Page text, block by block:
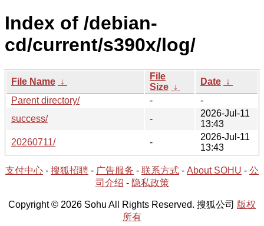
Index of /debian-
cd/current/s390x/log/
File Name ↓
File
Size ↓
Date ↓
Parent directory/
-
-
success/
-
2026-Jul-11
13:43
20260711/
-
2026-Jul-11
13:43
支付中心 - 搜狐招聘 - 广告服务 - 联系方式 - About SOHU - 公
司介绍 - 隐私政策
Copyright © 2026 Sohu All Rights Reserved. 搜狐公司 版权
所有